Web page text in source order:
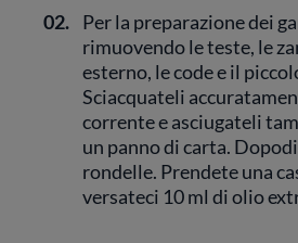
02. Per la preparazione dei
rimuovendo le teste, le
esterno, le code e il
Sciacquateli
corrente e asciugateli
un panno di carta.
rondelle. Prendete una
versateci 10 ml di olio